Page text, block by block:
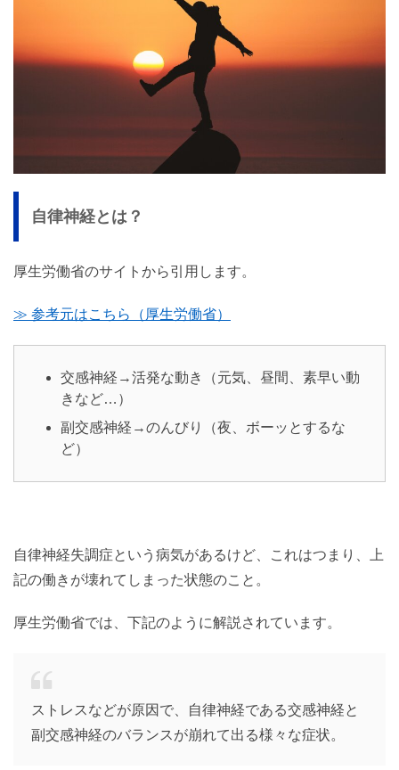
自律神経とは？
厚生労働省のサイトから引用します。
≫ 参考元はこちら（厚生労働省）
交感神経→活発な動き（元気、昼間、素早い動
きなど…）
副交感神経→のんびり（夜、ボーッとするな
ど）
自律神経失調症という病気があるけど、これはつまり、上
記の働きが壊れてしまった状態のこと。
厚生労働省では、下記のように解説されています。
ストレスなどが原因で、自律神経である交感神経と
副交感神経のバランスが崩れて出る様々な症状。